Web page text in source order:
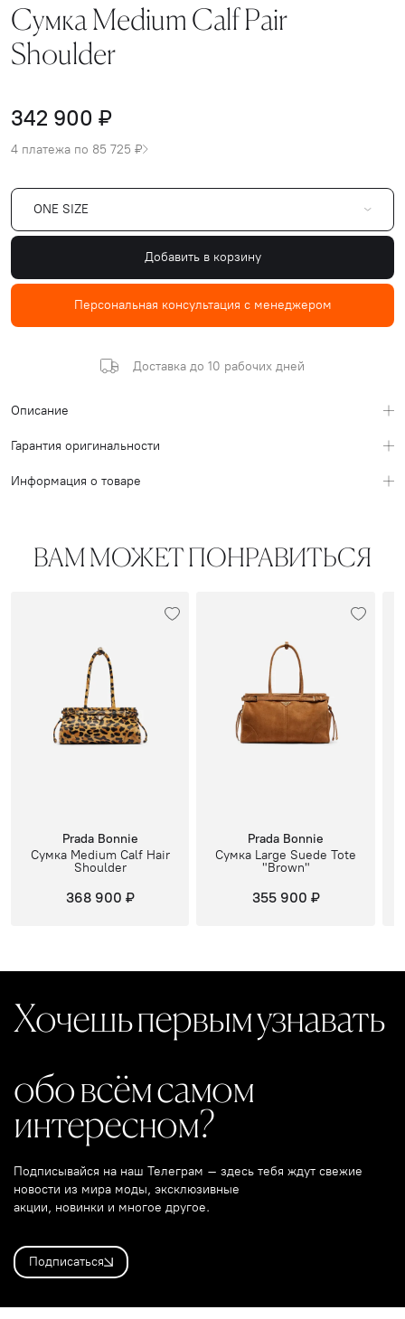
Сумка Medium Сalf Рair
Shoulder
342 900 ₽
4 платежа по 85 725 ₽
ONE SIZE
Добавить в корзину
Персональная консультация с менеджером
Доставка до 10 рабочих дней
Описание
Гарантия оригинальности
Информация о товаре
ВАМ МОЖЕТ ПОНРАВИТЬСЯ
Prada Bonnie
Сумка Medium Сalf Hair
Shoulder
368 900 ₽
Prada Bonnie
Сумка Large Suede Tote
"Brown"
355 900 ₽
Хочешь первым узнавать
обо всём самом
интересном?
Подписывайся на наш Телеграм – здесь тебя ждут свежие
новости из мира моды, эксклюзивные
акции, новинки и многое другое.
Подписаться